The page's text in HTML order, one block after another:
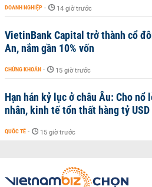
DOANH NGHIỆP - 14 giờ trước
VietinBank Capital trở thành cổ
An, nắm gần 10% vốn
CHỨNG KHOÁN - 15 giờ trước
Hạn hán kỷ lục ở châu Âu: Cho
nhân, kinh tế tổn thất hàng tỷ USD
QUỐC TẾ - 15 giờ trước